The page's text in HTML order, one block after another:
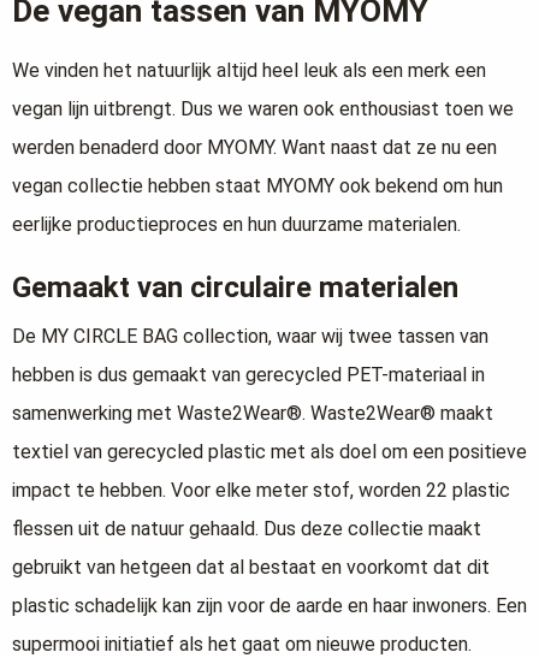
De vegan tassen van MYOMY
We vinden het natuurlijk altijd heel leuk als een merk een
vegan lijn uitbrengt. Dus we waren ook enthousiast toen we
werden benaderd door MYOMY. Want naast dat ze nu een
vegan collectie hebben staat MYOMY ook bekend om hun
eerlijke productieproces en hun duurzame materialen.
Gemaakt van circulaire materialen
De MY CIRCLE BAG collection, waar wij twee tassen van
hebben is dus gemaakt van gerecycled PET-materiaal in
samenwerking met Waste2Wear®. Waste2Wear® maakt
textiel van gerecycled plastic met als doel om een positieve
impact te hebben. Voor elke meter stof, worden 22 plastic
flessen uit de natuur gehaald. Dus deze collectie maakt
gebruikt van hetgeen dat al bestaat en voorkomt dat dit
plastic schadelijk kan zijn voor de aarde en haar inwoners. Een
supermooi initiatief als het gaat om nieuwe producten.